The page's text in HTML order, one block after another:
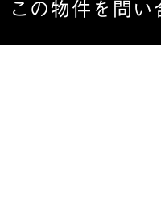
この物件を問い